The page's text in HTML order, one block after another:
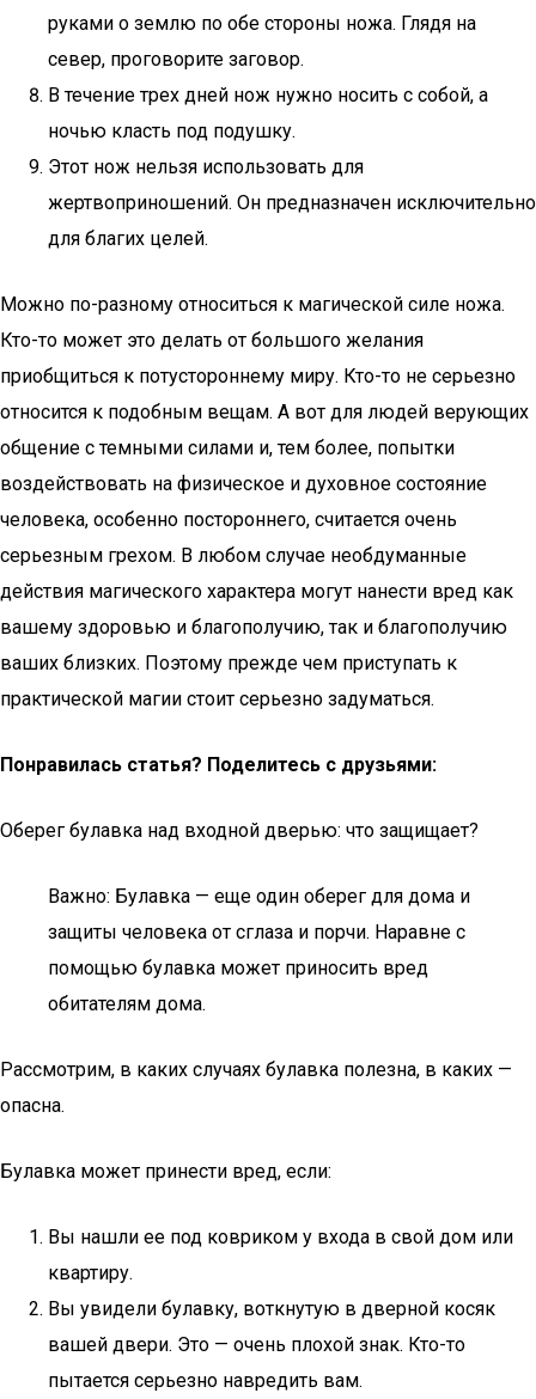
руками о землю по обе стороны ножа. Глядя на
север, проговорите заговор.
В течение трех дней нож нужно носить с собой, а
ночью класть под подушку.
Этот нож нельзя использовать для
жертвоприношений. Он предназначен исключительно
для благих целей.
Можно по-разному относиться к магической силе ножа.
Кто-то может это делать от большого желания
приобщиться к потустороннему миру. Кто-то не серьезно
относится к подобным вещам. А вот для людей верующих
общение с темными силами и, тем более, попытки
воздействовать на физическое и духовное состояние
человека, особенно постороннего, считается очень
серьезным грехом. В любом случае необдуманные
действия магического характера могут нанести вред как
вашему здоровью и благополучию, так и благополучию
ваших близких. Поэтому прежде чем приступать к
практической магии стоит серьезно задуматься.
Понравилась статья? Поделитесь с друзьями:
Оберег булавка над входной дверью: что защищает?
Важно: Булавка — еще один оберег для дома и
защиты человека от сглаза и порчи. Наравне с
помощью булавка может приносить вред
обитателям дома.
Рассмотрим, в каких случаях булавка полезна, в каких —
опасна.
Булавка может принести вред, если:
Вы нашли ее под ковриком у входа в свой дом или
квартиру.
Вы увидели булавку, воткнутую в дверной косяк
вашей двери. Это — очень плохой знак. Кто-то
пытается серьезно навредить вам.